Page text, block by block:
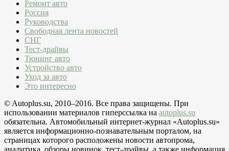
Ремонт авто
Россия
Руководства
Свободная лента новостей
СНГ
Тест-драйвы
Тюнинг авто
Устройство авто
Уход за авто
Это интересно
© Autoplus.su, 2010–2016. Все права защищены. При
использовании материалов гиперссылка на autoplus.su
обязательна. Автомобильный интернет-журнал «Autoplus.su»
является информационно-познавательным порталом, на
страницах которого расположены новости автопрома,
аналитика, обзоры новинок, тест-драйвы, а также информация